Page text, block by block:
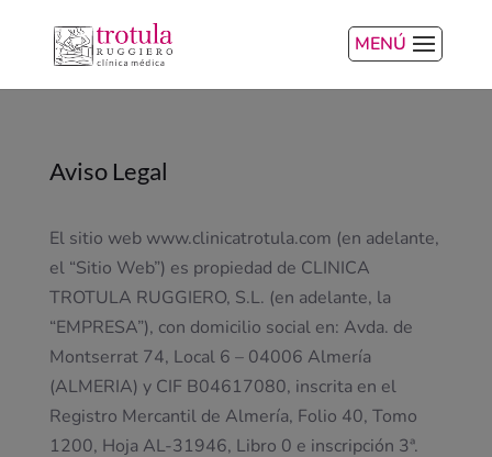
MENÚ
Aviso Legal
El sitio web www.clinicatrotula.com (en adelante,
el “Sitio Web”) es propiedad de CLINICA
TROTULA RUGGIERO, S.L. (en adelante, la
“EMPRESA”), con domicilio social en: Avda. de
Montserrat 74, Local 6 – 04006 Almería
(ALMERIA) y CIF B04617080, inscrita en el
Registro Mercantil de Almería, Folio 40, Tomo
1200, Hoja AL-31946, Libro 0 e inscripción 3ª.